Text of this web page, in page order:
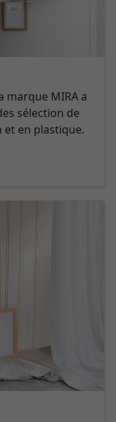
marque MIRA a
sélection de
en plastique.